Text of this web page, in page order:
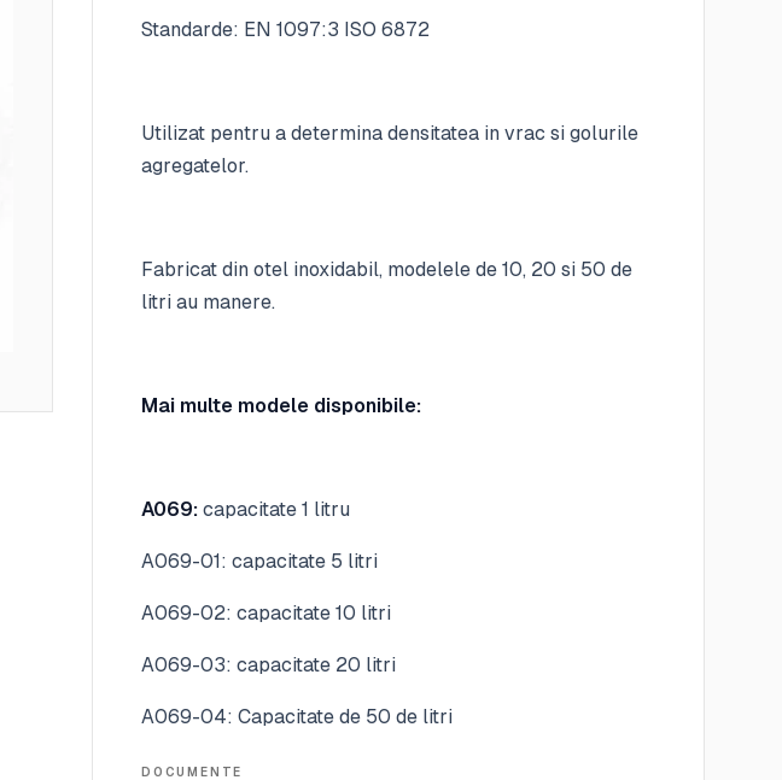
Standarde: EN 1097:3 ISO 6872
Utilizat pentru a determina densitatea in vrac si golurile
agregatelor.
Fabricat din otel inoxidabil, modelele de 10, 20 si 50 de
litri au manere.
Mai multe modele disponibile:
A069: capacitate 1 litru
A069-01: capacitate 5 litri
A069-02: capacitate 10 litri
A069-03: capacitate 20 litri
A069-04: Capacitate de 50 de litri
DOCUMENTE